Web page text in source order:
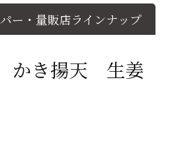
ー・量販店ラインナップ
き揚天 生姜